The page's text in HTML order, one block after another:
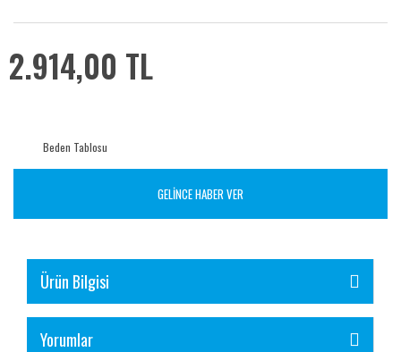
2.914,00 TL
Beden Tablosu
GELİNCE HABER VER
Ürün Bilgisi
Yorumlar